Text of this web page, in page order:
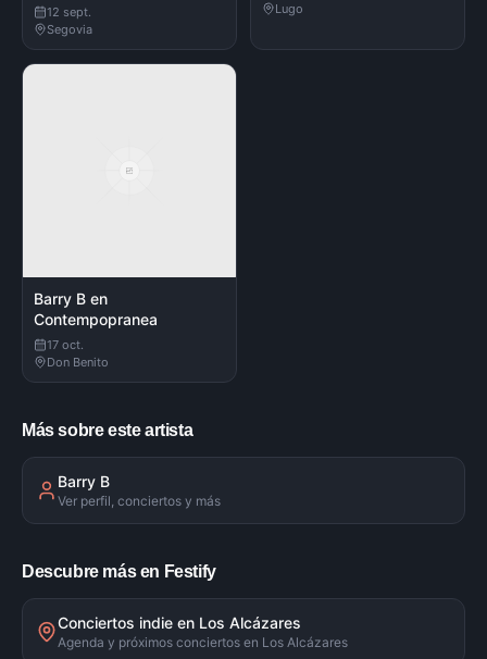
12 sept.
Segovia
Lugo
Barry B en
Contempopranea
17 oct.
Don Benito
Más sobre este artista
Barry B
Ver perfil, conciertos y más
Descubre más en Festify
Conciertos indie en Los Alcázares
Agenda y próximos conciertos en Los Alcázares